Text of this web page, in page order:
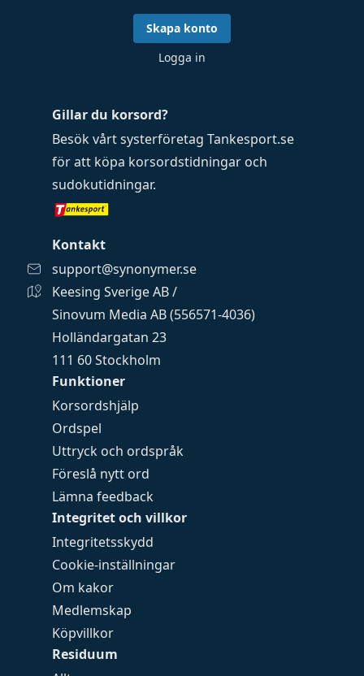
Funktioner
Korsordshjälp
Ordspel
Uttryck och ordspråk
Föreslå nytt ord
Lämna feedback
Integritet och villkor
Integritetsskydd
Cookie-inställningar
Om kakor
Medlemskap
Köpvillkor
Residuum
Gillar du korsord?
Besök vårt systerföretag Tankesport.se
för att köpa korsordstidningar och
sudokutidningar.
Kontakt
support@synonymer.se
Keesing Sverige AB /
Sinovum Media AB (556571-4036)
Holländargatan 23
111 60 Stockholm
Skapa konto
Logga in